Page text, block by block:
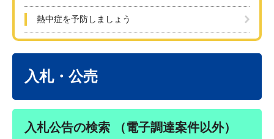
熱中症を予防しましょう
入札・公売
入札公告の検索 （電子調達案件以外）